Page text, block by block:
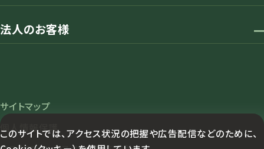
このサイトでは、アクセス状況の把握や広告配信などのために、
法人のお客様
サイトマップ
個人情報保護